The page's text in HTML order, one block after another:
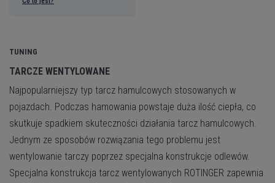
TUNING
TARCZE WENTYLOWANE
Najpopularniejszy typ tarcz hamulcowych stosowanych w
pojazdach. Podczas hamowania powstaje duża ilość ciepła, co
skutkuje spadkiem skuteczności działania tarcz hamulcowych.
Jednym ze sposobów rozwiązania tego problemu jest
wentylowanie tarczy poprzez specjalna konstrukcje odlewów.
Specjalna konstrukcja tarcz wentylowanych ROTINGER zapewnia